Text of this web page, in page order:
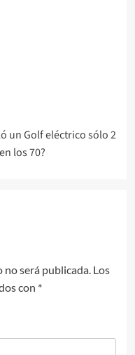
un Golf eléctrico sólo 2
los 70?
será publicada. Los
con *